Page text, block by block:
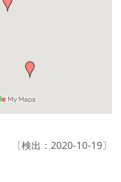
〔検出：2020-10-19〕